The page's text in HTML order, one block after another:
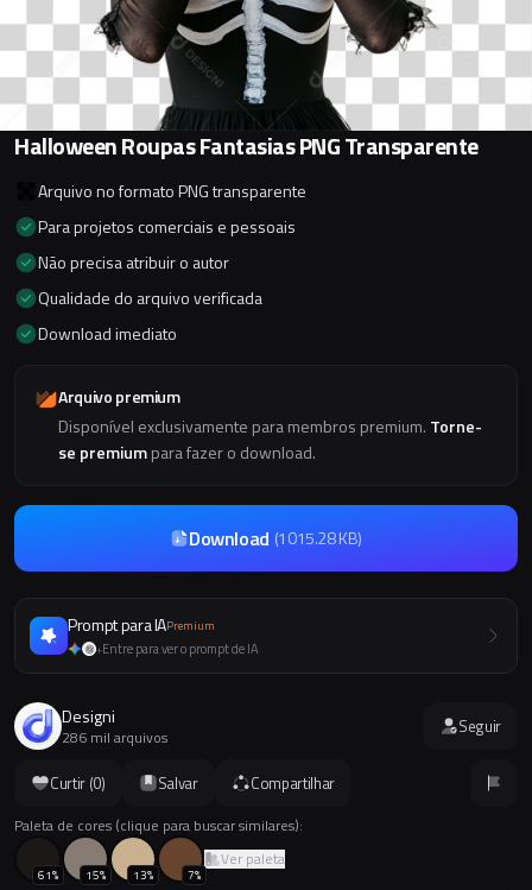
Curtir (0) Salvar Compartilhar
Paleta de cores (clique para buscar similares):
61% 15% 13% 7%
Ver paleta
Halloween Roupas Fantasias PNG Transparente
Arquivo no formato PNG transparente
Para projetos comerciais e pessoais
Não precisa atribuir o autor
Qualidade do arquivo verificada
Download imediato
Arquivo premium
Disponível exclusivamente para membros premium. Torne-
se premiumpara fazer o download.
Download (1015.28 KB)
Prompt para IAPremium
+Entre para ver o prompt de IA
Designi
286 mil arquivos Seguir